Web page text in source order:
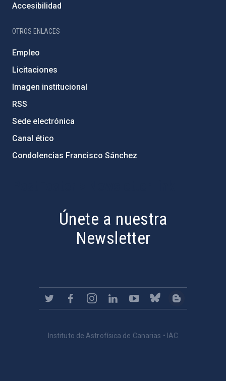
Accesibilidad
OTROS ENLACES
Empleo
Licitaciones
Imagen institucional
RSS
Sede electrónica
Canal ético
Condolencias Francisco Sánchez
Únete a nuestra
Newsletter
Instituto de Astrofísica de Canarias • IAC